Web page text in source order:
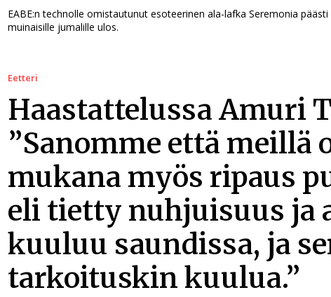
EABE:n technolle omistautunut esoteerinen ala-lafka Seremonia
muinaisille jumalille ulos.
Eetteri
Haastattelussa Amuri
”Sanomme että meillä
mukana myös ripaus
eli tietty nuhjuisuus ja
kuuluu saundissa, ja
tarkoituskin kuulua.”